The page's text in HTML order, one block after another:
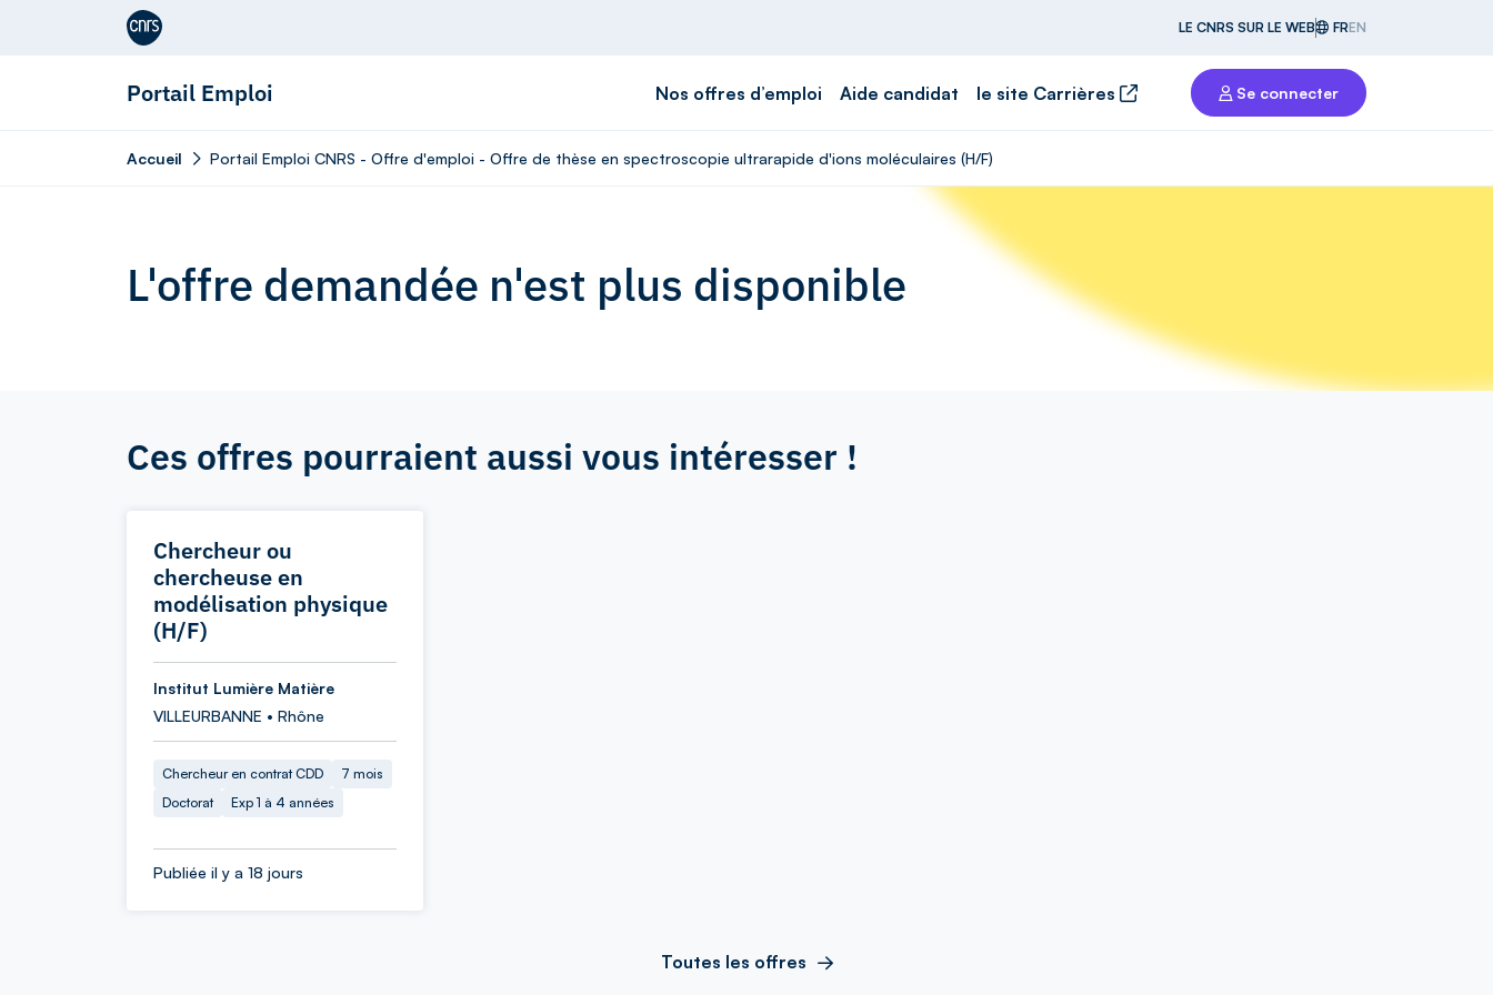
Aller au contenu
LE CNRS SUR LE WEB FREN
Portail Emploi Nos offres d’emploi Aide candidat le site Carrières Se connecter
Accueil Portail Emploi CNRS - Offre d'emploi - Offre de thèse en spectroscopie ultrarapide d'ions moléculaires (H/F)
L'offre demandée n'est plus disponible
Ces offres pourraient aussi vous intéresser !
Chercheur ou
chercheuse en
modélisation physique
(H/F)
Institut Lumière Matière
VILLEURBANNE • Rhône
Chercheur en contrat CDD
7 mois
Doctorat
Exp 1 à 4 années
Publiée il y a 18 jours
Toutes les offres